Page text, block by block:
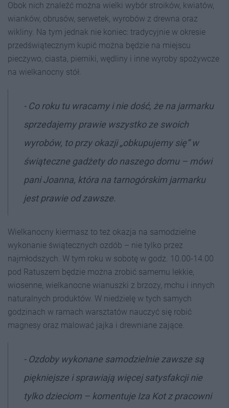
Obok nich znaleźć można wielki wybór stroików, kwiatów,
wianków, obrusów, serwetek, wyrobów z drewna oraz
wikliny. Na tym jednak nie koniec: tradycyjnie w okresie
przedświątecznym kupić można będzie na miejscu
pieczywo, ciasta, pierniki, wędliny i inne wyroby spożywcze
na wielkanocny stół.
- Co roku tu wracamy i nie dość, że na jarmarku
sprzedajemy prawie wszystko ze swoich
wyrobów, to przy okazji „obkupujemy się” w
świąteczne gadżety do naszego domu– mówi
pani Joanna, która na tarnogórskim jarmarku
jest prawie od zawsze.
Wielkanocny kiermasz to też okazja na samodzielne
wykonanie świątecznych ozdób – nie tylko przez
najmłodszych. W tym roku w sobotę w godz. 10.00-14.00
pod Ratuszem będzie można zrobić samemu lekkie,
wiosenne, wielkanocne wianuszki z brzozy, mchu i innych
naturalnych produktów. W niedzielę w tych samych
godzinach w ramach warsztatów nauczyć się robić
magnesy oraz malować jajka i drewniane zające.
- Ozdoby wykonane samodzielnie zawsze są
piękniejsze i sprawiają więcej satysfakcji nie
tylko dzieciom – komentuje Iza Kot z pracowni